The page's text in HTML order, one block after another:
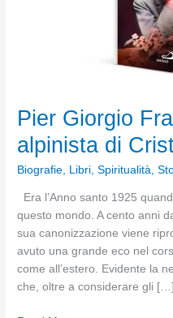
Pier Giorgio
alpinista di
Biografie, Libri,Spiritualità,
Era l’Anno santo 1925
questo mondo. A cento anni
sua canonizzazione viene
avuto una grande eco nel
come all’estero. Evidente la
che, oltre a considerare gli […]